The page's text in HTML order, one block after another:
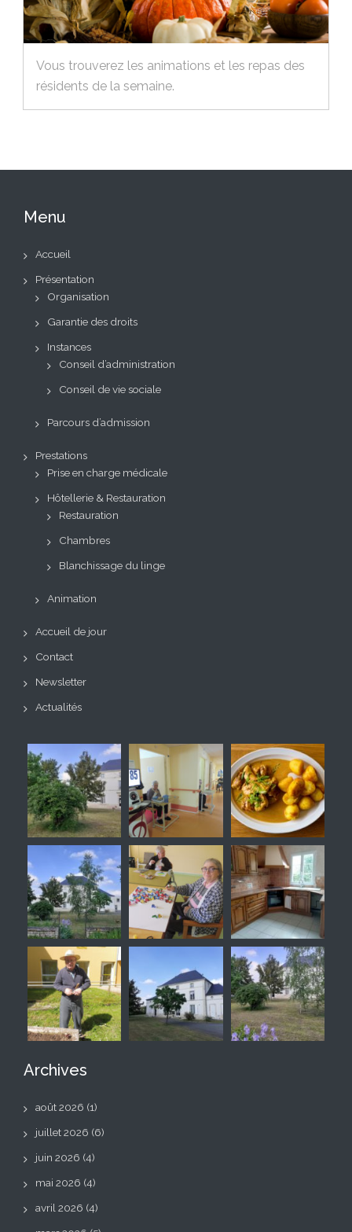
Vous trouverez les animations et les repas des
résidents de la semaine.
Menu
Accueil
Présentation
Organisation
Garantie des droits
Instances
Conseil d’administration
Conseil de vie sociale
Parcours d’admission
Prestations
Prise en charge médicale
Hôtellerie & Restauration
Restauration
Chambres
Blanchissage du linge
Animation
Accueil de jour
Contact
Newsletter
Actualités
Archives
août 2026 (1)
juillet 2026 (6)
juin 2026 (4)
mai 2026 (4)
avril 2026 (4)